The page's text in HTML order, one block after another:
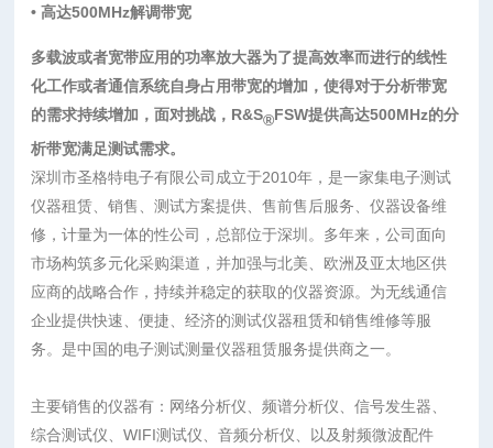
• 高达500MHz解调带宽
多载波或者宽带应用的功率放大器为了提高效率而进行的线性
化工作或者通信系统自身占用带宽的增加，使得对于分析带宽
的需求持续增加，面对挑战，R&S®FSW提供高达500MHz的分
析带宽满足测试需求。
深圳市圣格特电子有限公司成立于2010年，是一家集电子测试
仪器租赁、销售、测试方案提供、售前售后服务、仪器设备维
修，计量为一体的性公司，总部位于深圳。多年来，公司面向
市场构筑多元化采购渠道，并加强与北美、欧洲及亚太地区供
应商的战略合作，持续并稳定的获取的仪器资源。为无线通信
企业提供快速、便捷、经济的测试仪器租赁和销售维修等服
务。是中国的电子测试测量仪器租赁服务提供商之一。
主要销售的仪器有：网络分析仪、频谱分析仪、信号发生器、
综合测试仪、WIFI测试仪、音频分析仪、以及射频微波配件